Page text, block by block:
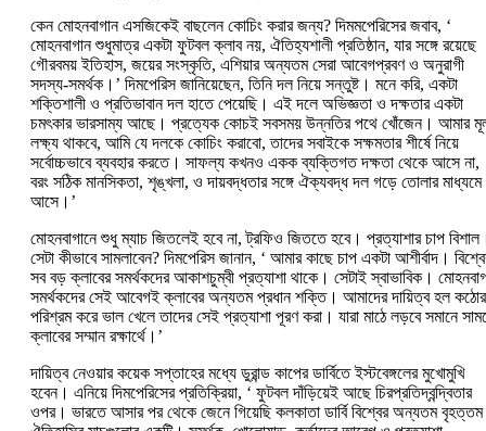
কেন মোহনবাগান এসজিকেই বাছলেন কোচিং করার জন্য?‌ দিমমপেরিসের জবাব, ‘‌
মোহনবাগান শুধুমাত্র একটা ফুটবল ক্লাব নয়, ঐতিহ্যশালী প্রতিষ্ঠান, যার সঙ্গে রয়েছে
গৌরবময় ইতিহাস, জয়ের সংস্কৃতি, এশিয়ার অন্যতম সেরা আবেগপ্রবণ ও অনুরাগী
সদস্য-‌সমর্থক।’‌ দিমপেরিস জানিয়েছেন, তিনি দল নিয়ে সন্তুষ্ট। মনে করি, একটা
শক্তিশালী ও প্রতিভাবান দল হাতে পেয়েছি। এই দলে অভিজ্ঞতা ও দক্ষতার একটা
চমৎকার ভারসাম্য আছে। প্রত্যেক কোচই সবসময় উন্নতির পথে খোঁজেন। আমার
লক্ষ্য থাকবে, আমি যে দলকে কোচিং করাবো, তাদের সবাইকে সক্ষমতার শীর্ষে নিয়ে
সর্বোচ্চভাবে ব্যবহার করতে। সাফল্য কখনও একক ব্যক্তিগত দক্ষতা থেকে আসে না,
বরং সঠিক মানসিকতা, শৃঙ্খলা, ও দায়বদ্ধতার সঙ্গে ঐক্যবদ্ধ দল গড়ে তোলার মাধ্যমে
আসে।’‌
মোহনবাগানে শুধু ম্যাচ জিতলেই হবে না, ট্রফিও জিততে হবে। প্রত্যাশার চাপ
সেটা কীভাবে সামলাবেন?‌ দিমপেরিস জানান, ‘‌ আমার কাছে চাপ একটা আশীর্বাদ।
সব বড় ক্লাবের সমর্থকদের আকাশচুম্বী প্র‌ত্যাশা থাকে। সেটাই স্বাভাবিক।
সমর্থকদের সেই আবেগই ক্লাবের অন্যতম প্রধান শক্তি। আমাদের দায়িত্ব হল কঠোর
পরিশ্রম করে ভাল খেলে তাদের সেই প্রত্যাশা পূরণ করা। যারা মাঠে লড়বে সমানে
ক্লাবের সম্মান রক্ষার্থে।’‌
দায়িত্ব নেওয়ার কয়েক সপ্তাহের মধ্যে ডুরান্ড কাপের ডার্বিতে ইস্টবেঙ্গলের মুখোমুখি
হবেন। এনিয়ে দিমপেরিসের প্রতিক্রিয়া, ‘‌ ফুটবল দাঁড়িয়েই আছে চিরপ্রতিদ্বন্দ্বিতার
ওপর। ভারতে আসার পর থেকে জেনে গিয়েছি কলকাতা ডার্বি বিশ্বের অন্যতম